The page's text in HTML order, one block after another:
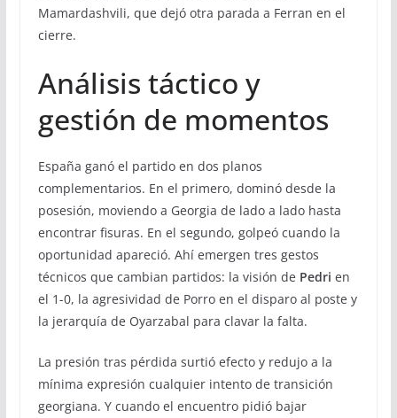
Mamardashvili, que dejó otra parada a Ferran en el
cierre.
Análisis táctico y
gestión de momentos
España ganó el partido en dos planos
complementarios. En el primero, dominó desde la
posesión, moviendo a Georgia de lado a lado hasta
encontrar fisuras. En el segundo, golpeó cuando la
oportunidad apareció. Ahí emergen tres gestos
técnicos que cambian partidos: la visión de Pedri en
el 1-0, la agresividad de Porro en el disparo al poste y
la jerarquía de Oyarzabal para clavar la falta.
La presión tras pérdida surtió efecto y redujo a la
mínima expresión cualquier intento de transición
georgiana. Y cuando el encuentro pidió bajar